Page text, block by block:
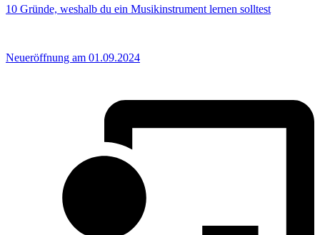
10 Gründe, weshalb du ein Musikinstrument lernen solltest
Neueröffnung am 01.09.2024